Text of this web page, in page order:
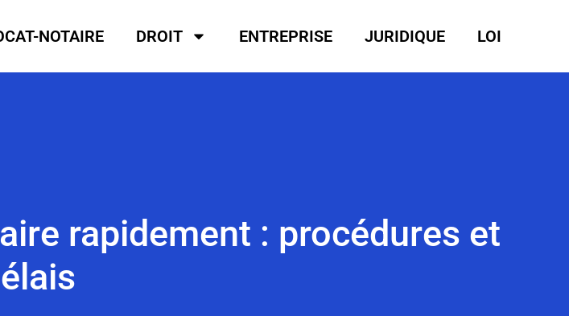
NOTAIRE DROIT ENTREPRISE JURIDIQUE LOI
rapidement : procédures et